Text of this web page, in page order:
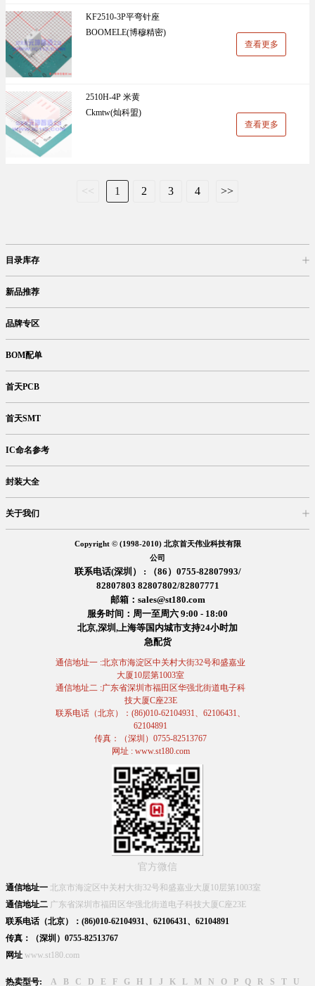
KF2510-3P平弯针座
BOOMELE(博穆精密)
查看更多
2510H-4P 米黄
Ckmtw(灿科盟)
查看更多
<< 1 2 3 4 >>
目录库存
新品推荐
品牌专区
BOM配单
首天PCB
首天SMT
IC命名参考
封装大全
关于我们
Copyright © (1998-2010) 北京首天伟业科技有限
公司
联系电话(深圳） : （86）0755-82807993/
82807803 82807802/82807771
邮箱：sales@st180.com
服务时间：周一至周六 9:00 - 18:00
北京,深圳,上海等国内城市支持24小时加
急配货
通信地址一 :北京市海淀区中关村大街32号和盛嘉业
大厦10层第1003室
通信地址二 :广东省深圳市福田区华强北街道电子科
技大厦C座23E
联系电话（北京）：(86)010-62104931、62106431、
62104891
传真：（深圳）0755-82513767
网址 : www.st180.com
官方微信
通信地址一 北京市海淀区中关村大街32号和盛嘉业大厦10层第1003室
通信地址二 广东省深圳市福田区华强北街道电子科技大厦C座23E
联系电话（北京）：(86)010-62104931、62106431、62104891
传真：（深圳）0755-82513767
网址 www.st180.com
热卖型号: A B C D E F G H J K L M N O P Q R S T U